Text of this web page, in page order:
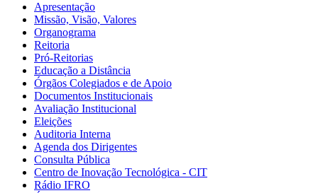
Apresentação
Missão, Visão, Valores
Organograma
Reitoria
Pró-Reitorias
Educação a Distância
Órgãos Colegiados e de Apoio
Documentos Institucionais
Avaliação Institucional
Eleições
Auditoria Interna
Agenda dos Dirigentes
Consulta Pública
Centro de Inovação Tecnológica - CIT
Rádio IFRO